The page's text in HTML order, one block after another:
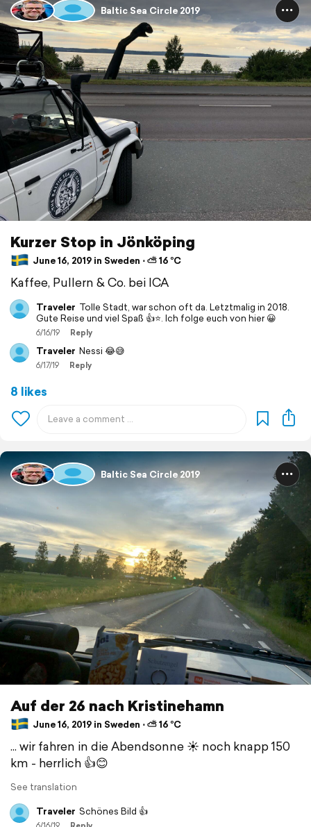
Baltic Sea Circle 2019
Kurzer Stop in Jönköping
June 16, 2019 in Sweden ⋅ ⛅ 16 °C
Kaffee, Pullern & Co. bei ICA
Traveler Tolle Stadt, war schon oft da. Letztmalig in 2018.
Gute Reise und viel Spaß 👍⭐️. Ich folge euch von hier 😀
6/16/19 Reply
Traveler Nessi 😂😅
6/17/19 Reply
8 likes
Baltic Sea Circle 2019
Auf der 26 nach Kristinehamn
June 16, 2019 in Sweden ⋅ ⛅ 16 °C
... wir fahren in die Abendsonne ☀️ noch knapp 150
km - herrlich 👍😊
See translation
Traveler Schönes Bild 👍